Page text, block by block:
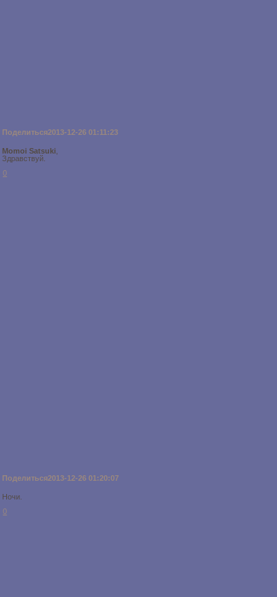
Поделиться2013-12-26 01:11:23
Momoi Satsuki
Здравствуй.
0
Поделиться2013-12-26 01:20:07
Ночи.
0